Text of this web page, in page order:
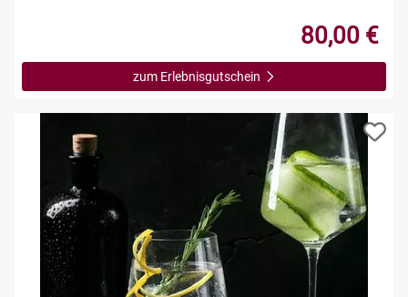
80,00 €
zum Erlebnisgutschein